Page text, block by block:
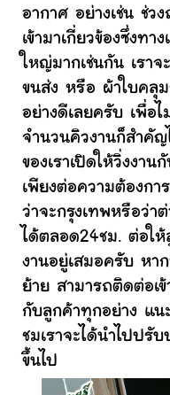
อากาศ อย่างเช่น ช่ว
เข้ามาเกี่ยวข้องซึ่งทา
ใหญ่มากเช่นกัน เรา
ขนส่ง หรือ ผ้าใบคลุ
อย่างดีเลยครับ เพื่อไ
จำนวนคิวงานก็สำคั
ของเราเปิดให้วิ่งงา
เพียงต่อความต้องก
ว่าจะกรุงเทพหรือว่า
ได้ตลอด24ชม. ต่อใ
งานอยู่เสมอครับ หา
ย้าย สามารถติดต่อเ
กับลูกค้าทุกอย่าง แน
ชมเราจะได้นำไปปรับ
ขึ้นไป